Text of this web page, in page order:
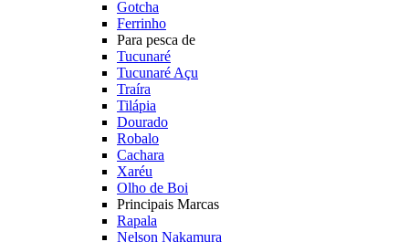
Gotcha
Ferrinho
Para pesca de
Tucunaré
Tucunaré Açu
Traíra
Tilápia
Dourado
Robalo
Cachara
Xaréu
Olho de Boi
Principais Marcas
Rapala
Nelson Nakamura